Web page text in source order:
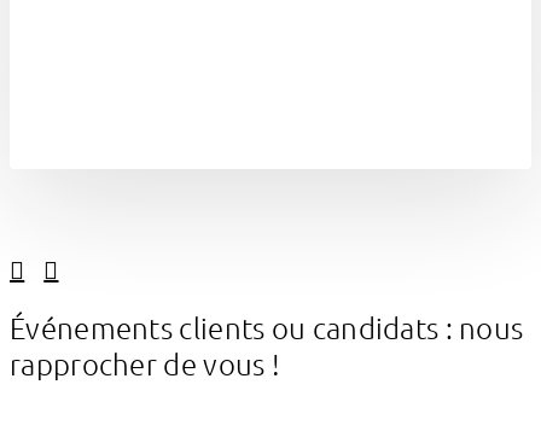
Événements clients ou candidats : nous
rapprocher de vous !